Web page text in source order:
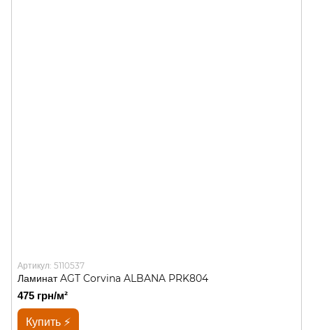
Артикул: 5110537
Ламинат AGT Corvina ALBANA PRK804
475 грн/м²
Купить ⚡